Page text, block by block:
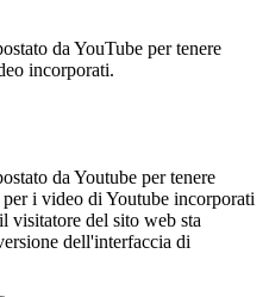
da YouTube per tenere
incorporati.
da Youtube per tenere
i video di Youtube incorporati
visitatore del sito web sta
dell'interfaccia di